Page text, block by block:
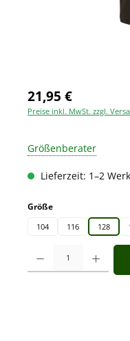
21,95 €
Preise inkl. MwSt. zzgl.
Größenberater
Lieferzeit: 1–2
Größeauswählen
104 116 128
Produkt Anzahl: Gib den